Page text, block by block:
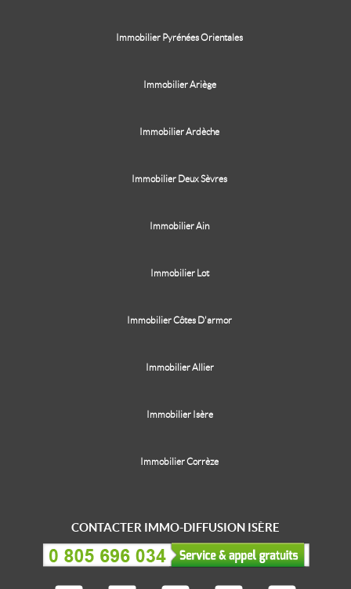
Immobilier Pyrénées Orientales
Immobilier Ariège
Immobilier Ardèche
Immobilier Deux Sèvres
Immobilier Ain
Immobilier Lot
Immobilier Côtes D'armor
Immobilier Allier
Immobilier Isère
Immobilier Corrèze
CONTACTER IMMO-DIFFUSION ISÈRE